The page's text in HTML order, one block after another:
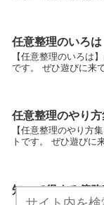
任意整理のいろは
【任意整理のいろは
です。 ぜひ遊びに来
任意整理のやり方
【任意整理のやり方
トです。 ぜひ遊びに
知って得する債